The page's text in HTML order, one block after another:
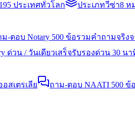
ประเทศทั่วโลก ประเภทวีซ่า8 ห
ม-ตอบ Notary 500 ข้อรวมคำถามจริง
ด่วน / วันเดียวเสร็จรับรองด่วน 30 นา
สเตรเลีย ถาม-ตอบ NAATI 500 ข้อ